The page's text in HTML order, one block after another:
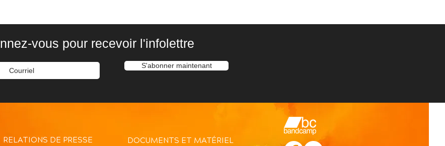
vous pour recevoir l'infolettre
S'abonner maintenant
RELATIONS DE PRESSE
DOCUMENTS ET MATÉRIEL